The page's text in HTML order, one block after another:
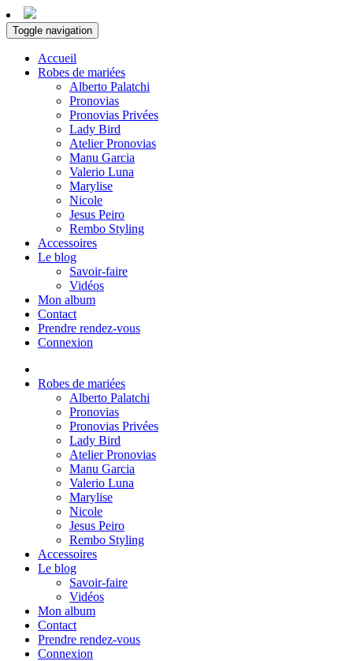
Toggle navigation
Accueil
Robes de mariées
Alberto Palatchi
Pronovias
Pronovias Privées
Lady Bird
Atelier Pronovias
Manu Garcia
Valerio Luna
Marylise
Nicole
Jesus Peiro
Rembo Styling
Accessoires
Le blog
Savoir-faire
Vidéos
Mon album
Contact
Prendre rendez-vous
Connexion
Robes de mariées
Alberto Palatchi
Pronovias
Pronovias Privées
Lady Bird
Atelier Pronovias
Manu Garcia
Valerio Luna
Marylise
Nicole
Jesus Peiro
Rembo Styling
Accessoires
Le blog
Savoir-faire
Vidéos
Mon album
Contact
Prendre rendez-vous
Connexion